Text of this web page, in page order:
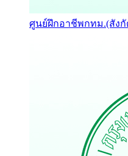
ศูนย์ฝึกอาชีพกทม.(สังกั